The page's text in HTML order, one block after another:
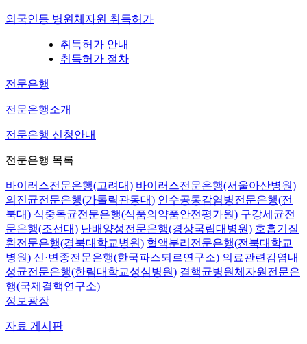
외국인등 병원체자원 취득허가
취득허가 안내
취득허가 절차
전문은행
전문은행소개
전문은행 신청안내
전문은행 목록
바이러스전문은행(고려대) 바이러스전문은행(서울아산병원)
의진균전문은행(가톨릭관동대) 인수공통감염병전문은행(전
북대) 식중독균전문은행(식품의약품안전평가원) 구강세균전
문은행(조선대) 난배양성전문은행(경상국립대병원) 호흡기질
환전문은행(경북대학교병원) 혈액분리전문은행(전북대학교
병원) 신·변종전문은행(한국파스퇴르연구소) 의료관련감염내
성균전문은행(한림대학교성심병원) 결핵균병원체자원전문은
행(국제결핵연구소)
정보광장
자료 게시판